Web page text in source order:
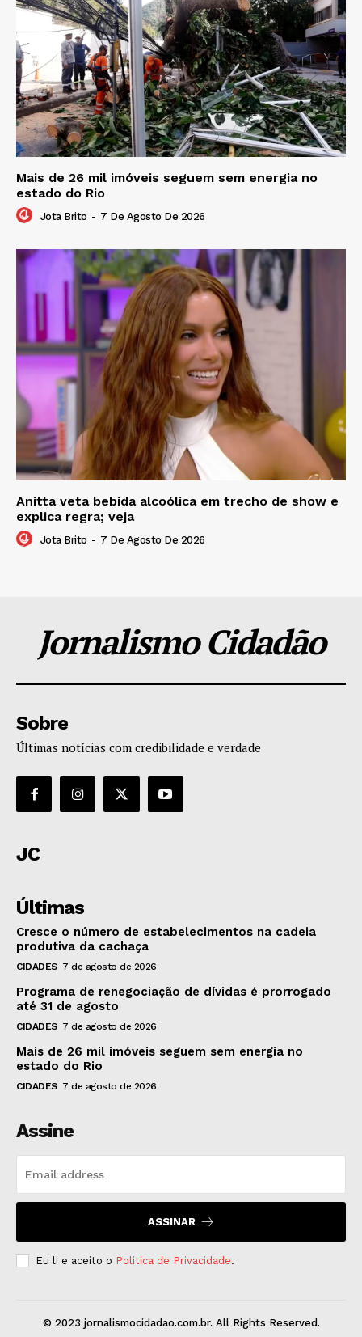
Mais de 26 mil imóveis seguem sem energia no
estado do Rio
Jota Brito - 7 De Agosto De 2026
Anitta veta bebida alcoólica em trecho de show e
explica regra; veja
Jota Brito - 7 De Agosto De 2026
Jornalismo Cidadão
Sobre
Últimas notícias com credibilidade e verdade
JC
Últimas
Cresce o número de estabelecimentos na cadeia
produtiva da cachaça
CIDADES 7 de agosto de 2026
Programa de renegociação de dívidas é prorrogado
até 31 de agosto
CIDADES 7 de agosto de 2026
Mais de 26 mil imóveis seguem sem energia no
estado do Rio
CIDADES 7 de agosto de 2026
Assine
ASSINAR
Eu li e aceito o Politica de Privacidade.
© 2023 jornalismocidadao.com.br. All Rights Reserved.